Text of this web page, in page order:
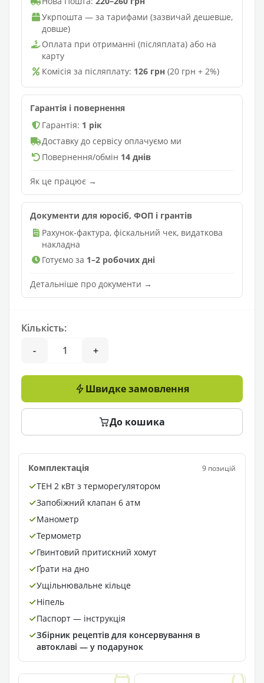
Укрпошта — за тарифами (зазвичай дешевше,
довше)
Оплата при отриманні (післяплата) або на
карту
Комісія за післяплату: 126 грн (20 грн + 2%)
Гарантія і повернення
Гарантія: 1 рік
Доставку до сервісу оплачуємо ми
Повернення/обмін 14 днів
Як це працює →
Документи для юросіб, ФОП і грантів
Рахунок-фактура, фіскальний чек, видаткова
накладна
Готуємо за 1–2 робочих дні
Детальніше про документи →
Кількість:
-
+
Швидке замовлення
До кошика
Комплектація 9 позицій
ТЕН 2 кВт з терморегулятором
Запобіжний клапан 6 атм
Манометр
Термометр
Гвинтовий притискний хомут
Ґрати на дно
Ущільнювальне кільце
Ніпель
Паспорт — інструкція
Збірник рецептів для консервування в
автоклаві — у подарунок